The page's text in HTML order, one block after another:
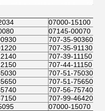
07000-15100
07145-00070
707-35-90360
707-35-91130
707-39-11150
707-44-11150
707-51-75030
707-51-75650
707-56-75740
707-99-46420
07000-15070